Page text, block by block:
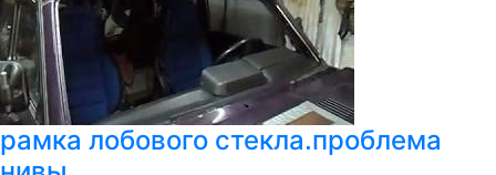
рамка лобового стекла.проблема